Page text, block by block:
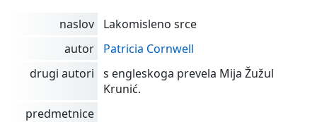
naslov
Lakomisleno srce
autor
Patricia Cornwell
drugi autori
s engleskoga prevela Mija Žužul
Krunić.
predmetnice